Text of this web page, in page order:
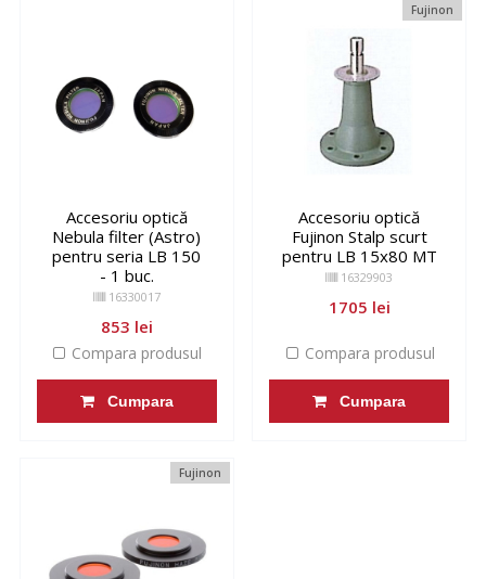
Accesoriu optică
Nebula filter (Astro)
pentru seria LB 150
- 1 buc.
16330017
853 lei
Compara produsul
Cumpara
Fujinon
Accesoriu optică
Fujinon Stalp scurt
pentru LB 15x80 MT
16329903
1705 lei
Compara produsul
Cumpara
Fujinon